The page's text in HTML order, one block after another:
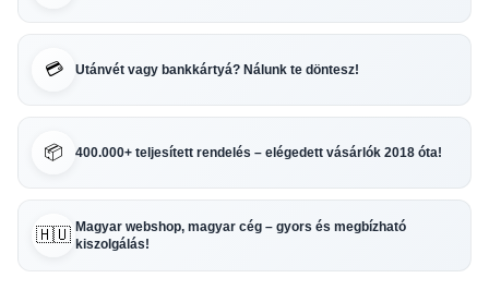
💳 Utánvét vagy bankkártyá? Nálunk te döntesz!
📦 400.000+ teljesített rendelés – elégedett vásárlók 2018 óta!
🇭🇺 Magyar webshop, magyar cég – gyors és megbízható
kiszolgálás!